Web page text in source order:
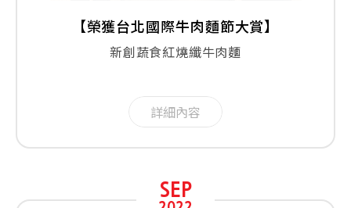
【榮獲台北國際牛肉麵節大賞】
新創蔬食紅燒纖牛肉麵
詳細內容
SEP